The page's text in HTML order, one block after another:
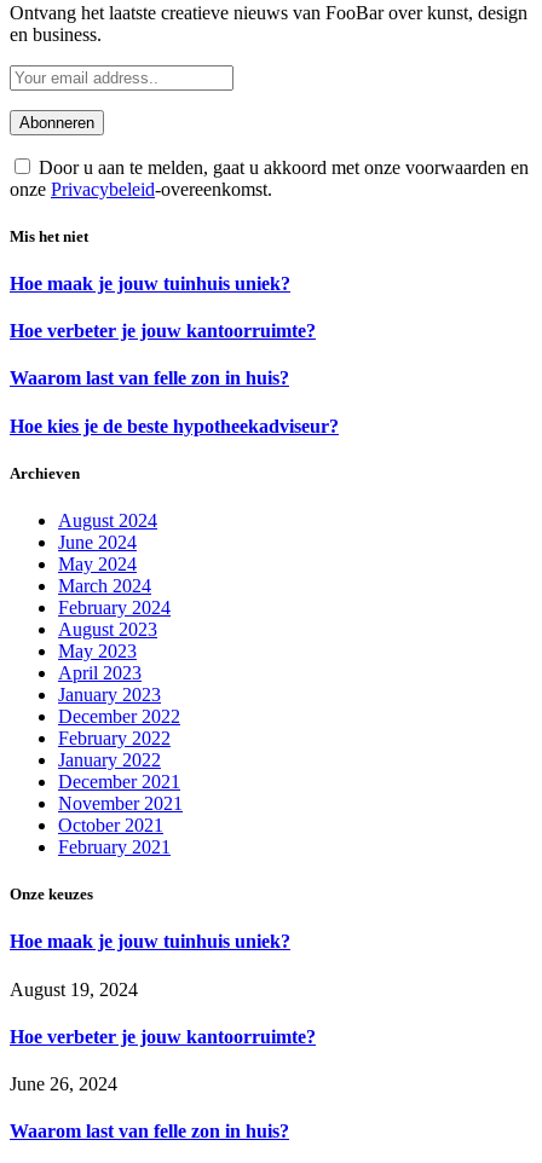
Ontvang het laatste creatieve nieuws van FooBar over kunst, design
en business.
Door u aan te melden, gaat u akkoord met onze voorwaarden en
onze Privacybeleid-overeenkomst.
Mis het niet
Hoe maak je jouw tuinhuis uniek?
Hoe verbeter je jouw kantoorruimte?
Waarom last van felle zon in huis?
Hoe kies je de beste hypotheekadviseur?
Archieven
August 2024
June 2024
May 2024
March 2024
February 2024
August 2023
May 2023
April 2023
January 2023
December 2022
February 2022
January 2022
December 2021
November 2021
October 2021
February 2021
Onze keuzes
Hoe maak je jouw tuinhuis uniek?
August 19, 2024
Hoe verbeter je jouw kantoorruimte?
June 26, 2024
Waarom last van felle zon in huis?